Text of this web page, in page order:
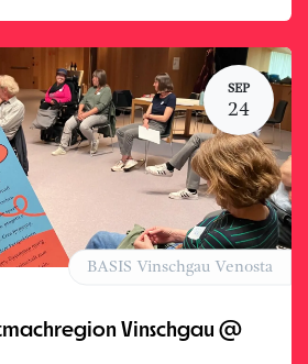
SEP
24
Vinschgau @
BASIS Vinschgau Venosta